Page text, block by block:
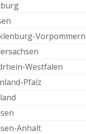
Vorpommern
Westfalen
Pfalz
Anhalt